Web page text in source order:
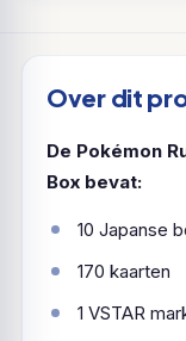
Over dit
De Pokémon
Box bevat:
10 Japanse
170 kaarten
1 VSTAR